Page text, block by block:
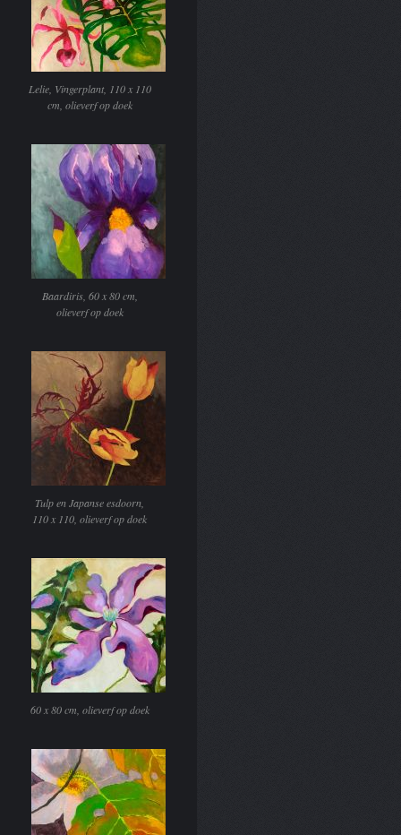
Lelie, Vingerplant, 110 x 110
cm, olieverf op doek
Baardiris, 60 x 80 cm,
olieverf op doek
Tulp en Japanse esdoorn,
110 x 110, olieverf op doek
60 x 80 cm, olieverf op doek